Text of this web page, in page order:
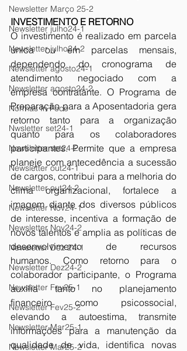
Newsletter Março 25-2
Newsletter julho24-1
Newsletter julho24-2
Newsletter agosto24-1
Newsletter agosto24-2
Normas In Foco
Nwsletter set24-1
Newsletter set24-2
Newsletter out24-1
Newsletter out24-2
Newsletter Nov24-1
Newsletter Nov24-2
Newsletter Dez 24-1
Newsletter Dez24-2
Newsletter Fev25-1
Newsletter Fev25-2
Newsletter Mar25-1
Newsletter Mar25-2
INVESTIMENTO E RETORNO
O investimento é realizado em parcela
única ou em parcelas mensais,
dependendo do cronograma de
atendimento negociado com a
empresa contratante. O Programa de
Preparação para a Aposentadoria gera
retorno tanto para a organização
quanto para os colaboradores
participantes. Permite que a empresa
planeje com antecedência a sucessão
de cargos, contribui para a melhoria do
clima organizacional, fortalece a
imagem diante dos diversos públicos
de interesse, incentiva a formação de
novos talentos e amplia as políticas de
desenvolvimento de recursos
humanos. Como retorno para o
colaborador participante, o Programa
auxilia tanto no planejamento
financeiro como psicossocial,
elevando a autoestima, transmite
informações para a manutenção da
qualidade de vida, identifica novas